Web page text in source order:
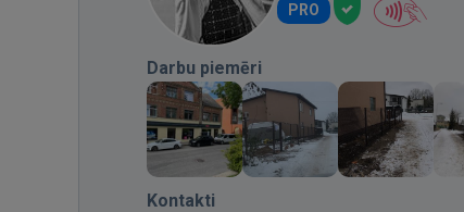
PRO
Darbu piemēri
Kontakti